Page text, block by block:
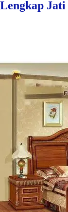
Lengkap